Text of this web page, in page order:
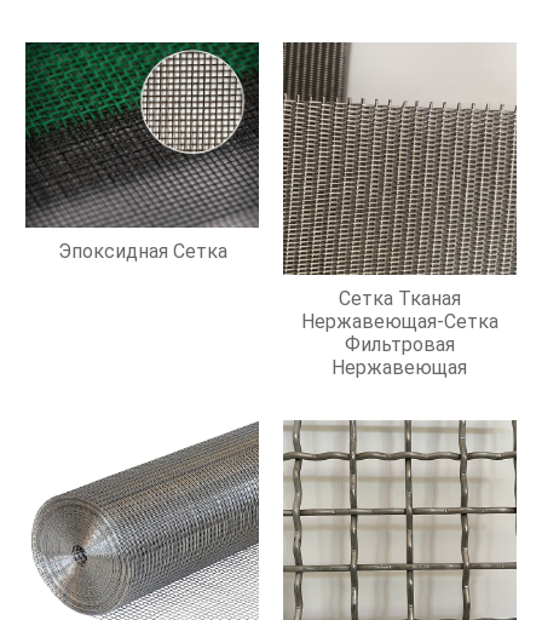
Эпоксидная Сетка
Сетка Тканая
Нержавеющая-Сетка
Фильтровая
Нержавеющая